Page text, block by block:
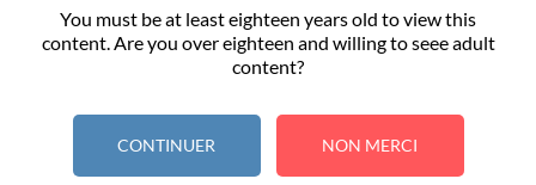
You must be at least eighteen years old to view this
content. Are you over eighteen and willing to seee adult
content?
CONTINUER NON MERCI
Preis
15,00 Preis
22,90